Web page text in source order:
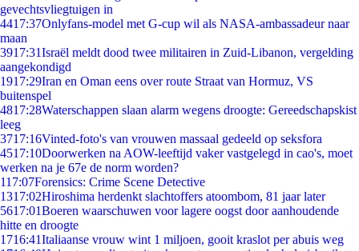
gevechtsvliegtuigen in
4417:37Onlyfans-model met G-cup wil als NASA-ambassadeur naar
maan
3917:31Israël meldt dood twee militairen in Zuid-Libanon, vergelding
aangekondigd
1917:29Iran en Oman eens over route Straat van Hormuz, VS
buitenspel
4817:28Waterschappen slaan alarm wegens droogte: Gereedschapskist
leeg
3717:16Vinted-foto's van vrouwen massaal gedeeld op seksfora
4517:10Doorwerken na AOW-leeftijd vaker vastgelegd in cao's, moet
werken na je 67e de norm worden?
117:07Forensics: Crime Scene Detective
1317:02Hiroshima herdenkt slachtoffers atoombom, 81 jaar later
5617:01Boeren waarschuwen voor lagere oogst door aanhoudende
hitte en droogte
1716:41Italiaanse vrouw wint 1 miljoen, gooit kraslot per abuis weg